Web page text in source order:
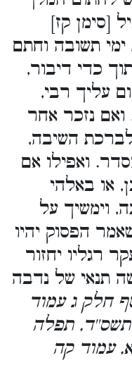
[סימן קז]
תשובה וחתם
כדי דיבור,
עליך רבי,
נזכר אחר
לברכת השיבה,
ואפילו אם
או באלהי
וימשיך על
הפסוק יהיו
רגליו יחזור
תנאי של נדבה
חלק ג עמוד
תשס''ד, תפלה
עמוד קה